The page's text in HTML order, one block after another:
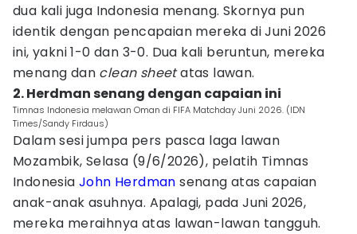
dua kali juga Indonesia menang. Skornya pun
identik dengan pencapaian mereka di Juni 2026
ini, yakni 1-0 dan 3-0. Dua kali beruntun, mereka
menang dan clean sheetatas lawan.
2. Herdman senang dengan capaian ini
Timnas Indonesia melawan Oman di FIFA Matchday Juni 2026. (IDN
Times/Sandy Firdaus)
Dalam sesi jumpa pers pasca laga lawan
Mozambik, Selasa (9/6/2026), pelatih Timnas
IndonesiaJohn Herdman senang atas capaian
anak-anak asuhnya. Apalagi, pada Juni 2026,
mereka meraihnya atas lawan-lawan tangguh.